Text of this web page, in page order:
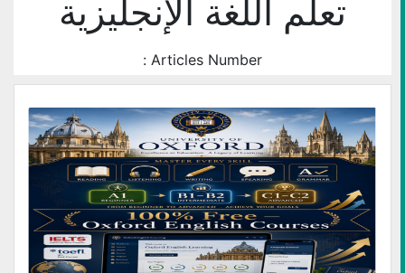
تعلم اللغة الإنجليزية
Articles Number :